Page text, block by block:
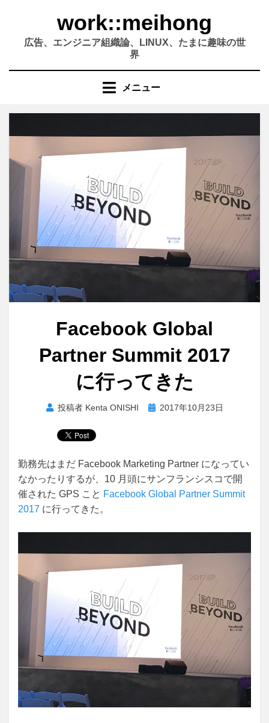
work::meihong
広告、エンジニア組織論、LINUX、たまに趣味の世
界
メニュー
Facebook Global
Partner Summit 2017
に行ってきた
投稿者 Kenta ONISHI
投 2017年10月23日
勤務先はまだ Facebook Marketing Partner になってい
なかったりするが、10 月頭にサンフランシスコで開
催された GPS こと Facebook Global Partner Summit
2017 に行ってきた。